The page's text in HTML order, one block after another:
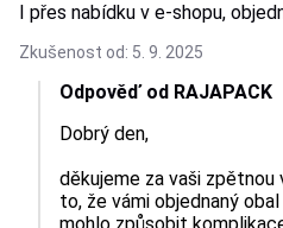
I přes nabídku v e-shopu,
Zkušenost od: 5. 9. 2025
Odpověď od RAJAPACK
Dobrý den,
děkujeme za vaši zpětnou
to, že vámi objednaný